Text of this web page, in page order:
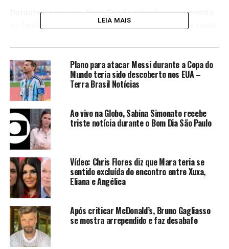
Durante a conversa,Kyra Gracierelembrou um evento
no Japão em que foi contratada para dar tapas no rosto
que ela repetisse a experiência ao vivo, tornando-se um
dos alvos da lutadora.
Kyra Gracie descobriu que
um TAPA NA CARA pode
ser troca de energia no
Japão!
pic.twitter.com/Tmx3D0oTUd
— Canal GNT (@canalgnt)
!function(t){var o=!1;t(“body, html”).bind(“touchstart
LEIA MAIS
Plano para atacar Messi durante a Copa do
Mundo teria sido descoberto nos EUA –
Terra Brasil Notícias
Ao vivo na Globo, Sabina Simonato recebe
triste notícia durante o Bom Dia São Paulo
Vídeo: Chris Flores diz que Mara teria se
sentido excluída do encontro entre Xuxa,
Eliana e Angélica
Após criticar McDonald’s, Bruno Gagliasso
se mostra arrependido e faz desabafo